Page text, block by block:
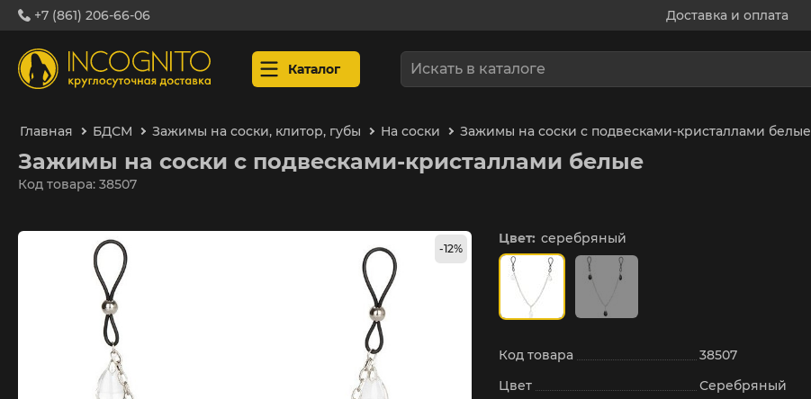
+7 (861) 206-66-06 Доставка и оплата
Каталог
Главная БДСМ Зажимы на соски, клитор, губы На соски Зажимы на соски с подвесками-кристаллами белые
Зажимы на соски с подвесками-кристаллами белые
Код товара: 38507
-12%
Цвет: серебряный
Код товара
38507
Цвет
Серебряный